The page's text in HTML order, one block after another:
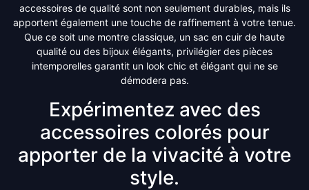
accessoires de qualité sont non seulement durables, mais ils
apportent également une touche de raffinement à votre tenue.
Que ce soit une montre classique, un sac en cuir de haute
qualité ou des bijoux élégants, privilégier des pièces
intemporelles garantit un look chic et élégant qui ne se
démodera pas.
Expérimentez avec des
accessoires colorés pour
apporter de la vivacité à votre
style.